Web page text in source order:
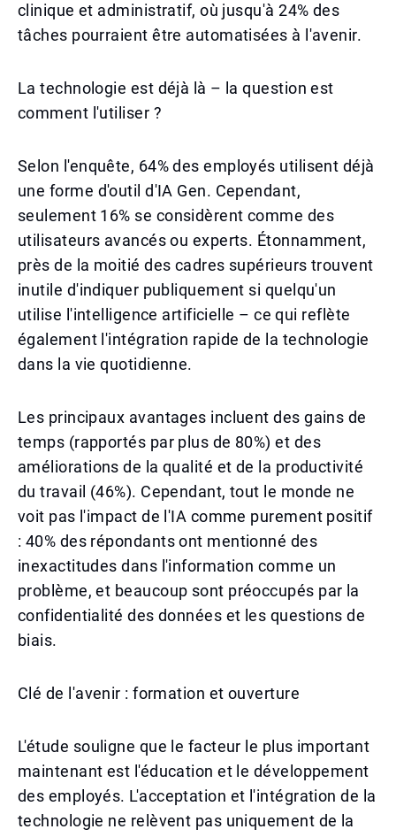
clinique et administratif, où jusqu'à 24% des
tâches pourraient être automatisées à l'avenir.
La technologie est déjà là – la question est
comment l'utiliser ?
Selon l'enquête, 64% des employés utilisent déjà
une forme d'outil d'IA Gen. Cependant,
seulement 16% se considèrent comme des
utilisateurs avancés ou experts. Étonnamment,
près de la moitié des cadres supérieurs trouvent
inutile d'indiquer publiquement si quelqu'un
utilise l'intelligence artificielle – ce qui reflète
également l'intégration rapide de la technologie
dans la vie quotidienne.
Les principaux avantages incluent des gains de
temps (rapportés par plus de 80%) et des
améliorations de la qualité et de la productivité
du travail (46%). Cependant, tout le monde ne
voit pas l'impact de l'IA comme purement positif
: 40% des répondants ont mentionné des
inexactitudes dans l'information comme un
problème, et beaucoup sont préoccupés par la
confidentialité des données et les questions de
biais.
Clé de l'avenir : formation et ouverture
L'étude souligne que le facteur le plus important
maintenant est l'éducation et le développement
des employés. L'acceptation et l'intégration de la
technologie ne relèvent pas uniquement de la